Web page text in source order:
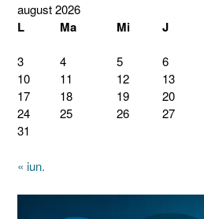
august 2026
L Ma Mi J
3
4 5 6
10
11 12 13
17
18 19 20
24
25 26 27
31
« iun.